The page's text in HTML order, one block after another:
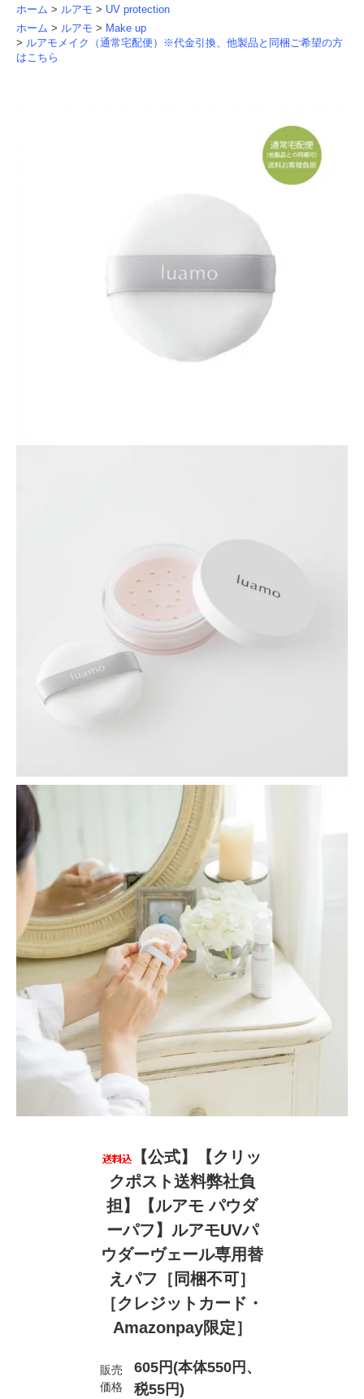
ホーム > ルアモ > UV protection
ホーム > ルアモ > Make up
> ルアモメイク（通常宅配便）※代金引換、他製品と同梱ご希望の方
はこちら
【公式】【クリッ
クポスト送料弊社負
担】【ルアモ パウダ
ーパフ】ルアモUVパ
ウダーヴェール専用替
えパフ［同梱不可］
［クレジットカード・
Amazonpay限定］
販売
価格
605円(本体550円、
税55円)